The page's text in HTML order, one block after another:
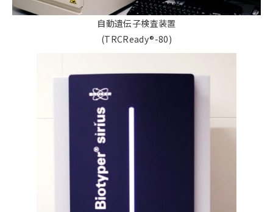
自動遺伝子検査装置
(TRCReady®-80)